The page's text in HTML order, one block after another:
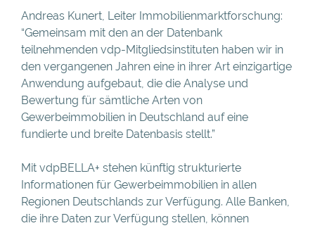
Andreas Kunert, Leiter Immobilienmarktforschung:
“Gemeinsam mit den an der Datenbank
teilnehmenden vdp-Mitgliedsinstituten haben wir in
den vergangenen Jahren eine in ihrer Art einzigartige
Anwendung aufgebaut, die die Analyse und
Bewertung für sämtliche Arten von
Gewerbeimmobilien in Deutschland auf eine
fundierte und breite Datenbasis stellt.”
Mit vdpBELLA+ stehen künftig strukturierte
Informationen für Gewerbeimmobilien in allen
Regionen Deutschlands zur Verfügung. Alle Banken,
die ihre Daten zur Verfügung stellen, können